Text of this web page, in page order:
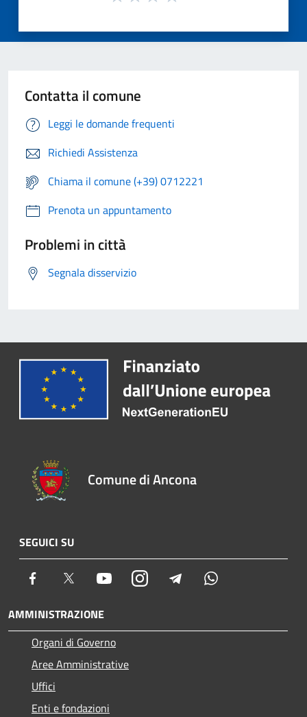
Contatta il comune
Leggi le domande frequenti
Richiedi Assistenza
Chiama il comune (+39) 0712221
Prenota un appuntamento
Problemi in città
Segnala disservizio
Comune di Ancona
SEGUICI SU
Facebook Twitter YoutubeInstagram Telegram
AMMINISTRAZIONE
Organi di Governo
Aree Amministrative
Uffici
Enti e fondazioni